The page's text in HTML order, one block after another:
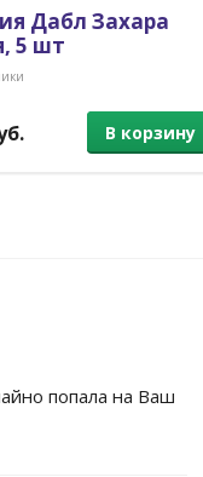
Дабл Захара
5 шт
В корзину
попала на Ваш